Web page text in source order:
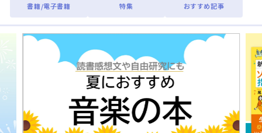
書籍/電子書籍 特集 おすすめ記事